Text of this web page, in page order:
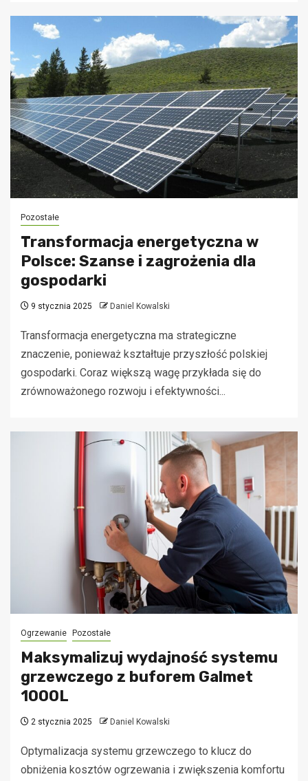
Pozostałe
Transformacja energetyczna w
Polsce: Szanse i zagrożenia dla
gospodarki
9 stycznia 2025 Daniel Kowalski
Transformacja energetyczna ma strategiczne
znaczenie, ponieważ kształtuje przyszłość polskiej
gospodarki. Coraz większą wagę przykłada się do
zrównoważonego rozwoju i efektywności...
Ogrzewanie Pozostałe
Maksymalizuj wydajność systemu
grzewczego z buforem Galmet
1000L
2 stycznia 2025 Daniel Kowalski
Optymalizacja systemu grzewczego to klucz do
obniżenia kosztów ogrzewania i zwiększenia komfortu